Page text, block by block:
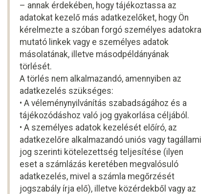
– annak érdekében, hogy tájékoztassa az
adatokat kezelő más adatkezelőket, hogy Ön
kérelmezte a szóban forgó személyes adatokra
mutató linkek vagy e személyes adatok
másolatának, illetve másodpéldányának
törlését.
A törlés nem alkalmazandó, amennyiben az
adatkezelés szükséges:
• A véleménynyilvánítás szabadságához és a
tájékozódáshoz való jog gyakorlása céljából.
• A személyes adatok kezelését előíró, az
adatkezelőre alkalmazandó uniós vagy tagállami
jog szerinti kötelezettség teljesítése (ilyen
eset a számlázás keretében megvalósuló
adatkezelés, mivel a számla megőrzését
jogszabály írja elő), illetve közérdekből vagy az